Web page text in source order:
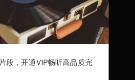
段，开通VIP畅听高品质完